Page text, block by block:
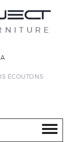
ÉCOUTONS